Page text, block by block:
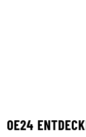
OE24